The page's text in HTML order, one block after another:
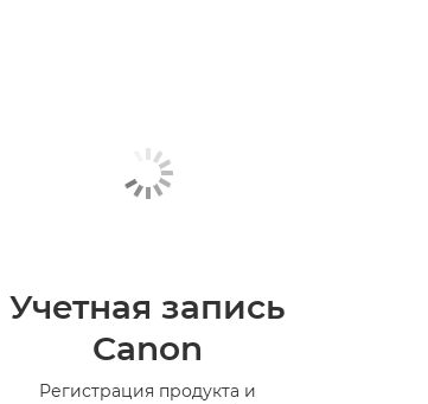
Учетная запись
Canon
Регистрация продукта и